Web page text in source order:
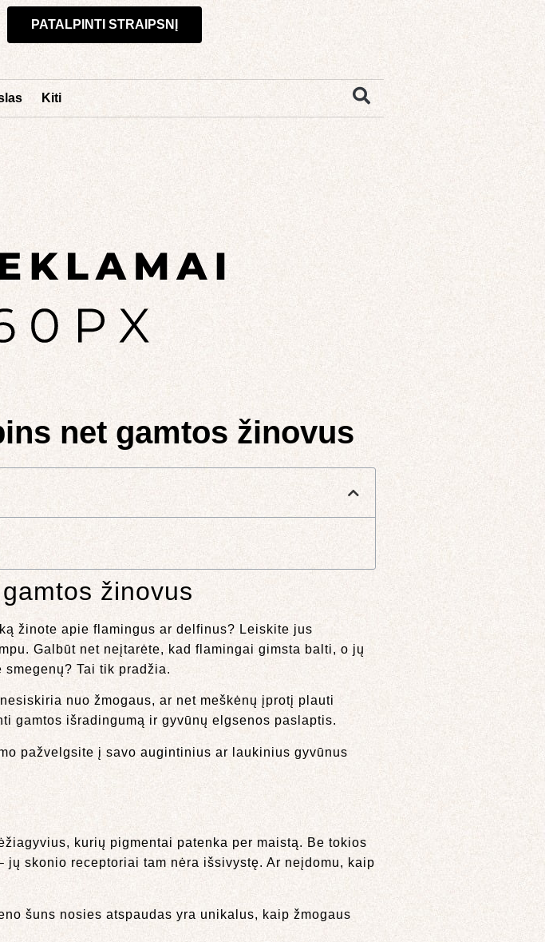
PATALPINTI STRAIPSNĮ
Kiti
net gamtos žinovus
žinovus
žinote apie flamingus ar delfinus? Leiskite jus
Galbūt net neįtarėte, kad flamingai gimsta balti, o jų
Tai tik pradžia.
nuo žmogaus, ar net meškėnų įprotį plauti
gamtos išradingumą ir gyvūnų elgsenos paslaptis.
pažvelgsite į savo augintinius ar laukinius gyvūnus
kurių pigmentai patenka per maistą. Be tokios
skonio receptoriai tam nėra išsivystę. Ar neįdomu, kaip
šuns nosies atspaudas yra unikalus, kaip žmogaus